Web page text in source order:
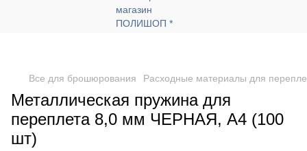
Все для брошюрования Расходные материалы для
Металлическая пружина для
переплета 8,0 мм ЧЕРНАЯ, А4 (100
шт)